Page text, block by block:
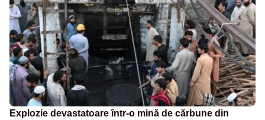
Explozie devastatoare într-o mină de cărbune din